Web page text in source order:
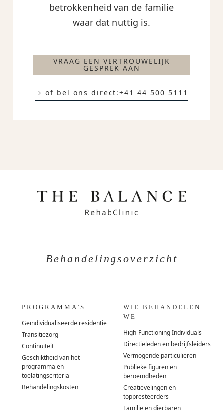
betrokkenheid van de familie
waar dat nuttig is.
VRAAG EEN VERTROUWELIJK
GESPREK AAN
→ of bel ons direct:+41 44 500 5111
Behandelingsoverzicht
PROGRAMMA'S
Geïndividualiseerde residentie
Transitiezorg
Continuïteit
Geschiktheid van het
programma en
toelatingscriteria
Behandelingskosten
WIE BEHANDELEN
WE
High-Functioning Individuals
Directieleden en bedrijfsleiders
Vermogende particulieren
Publieke figuren en
beroemdheden
Creatievelingen en
toppresteerders
Familie en dierbaren